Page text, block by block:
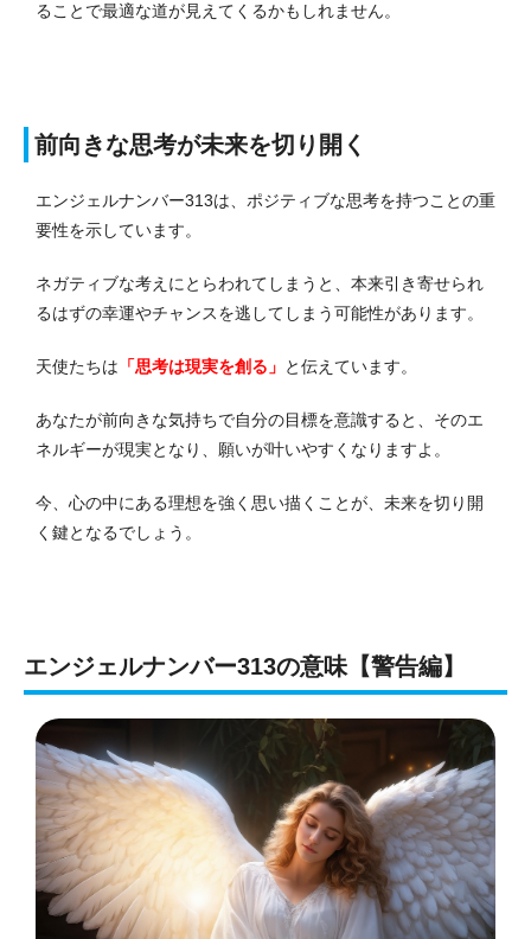
ることで最適な道が見えてくるかもしれません。
前向きな思考が未来を切り開く
エンジェルナンバー313は、ポジティブな思考を持つことの重
要性を示しています。
ネガティブな考えにとらわれてしまうと、本来引き寄せられ
るはずの幸運やチャンスを逃してしまう可能性があります。
天使たちは 「思考は現実を創る」 と伝えています。
あなたが前向きな気持ちで自分の目標を意識すると、そのエ
ネルギーが現実となり、願いが叶いやすくなりますよ。
今、心の中にある理想を強く思い描くことが、未来を切り開
く鍵となるでしょう。
エンジェルナンバー313の意味【警告編】